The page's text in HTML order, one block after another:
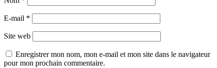
E-mail *
Site web
Enregistrer mon nom, mon e-mail et mon site dans le navigateur
pour mon prochain commentaire.